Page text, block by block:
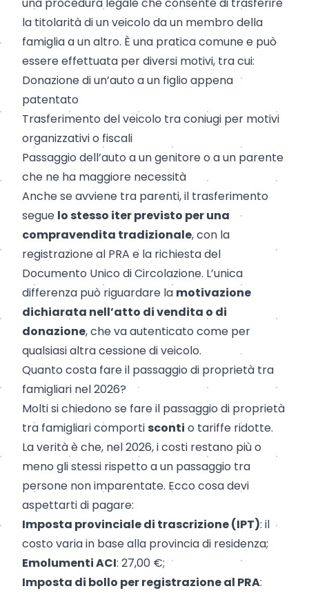
la titolarità di un veicolo da un membro della
famiglia a un altro. È una pratica comune e può
essere effettuata per diversi motivi, tra cui:
Donazione di un’auto a un figlio appena
patentato
Trasferimento del veicolo tra coniugi per motivi
organizzativi o fiscali
Passaggio dell’auto a un genitore o a un parente
che ne ha maggiore necessità
Anche se avviene tra parenti, il trasferimento
segue lo stesso iter previsto per una
compravendita tradizionale, con la
registrazione al PRA e la richiesta del
Documento Unico di Circolazione. L’unica
differenza può riguardare la motivazione
dichiarata nell’atto di vendita o di
donazione, che va autenticato come per
qualsiasi altra cessione di veicolo.
Quanto costa fare il passaggio di proprietà tra
famigliari nel 2026?
Molti si chiedono se fare il passaggio di proprietà
tra famigliari comporti sconti o tariffe ridotte.
La verità è che, nel 2026, i costi restano più o
meno gli stessi rispetto a un passaggio tra
persone non imparentate. Ecco cosa devi
aspettarti di pagare:
Imposta provinciale di trascrizione (IPT): il
costo varia in base alla provincia di residenza;
Emolumenti ACI: 27,00 €;
Imposta di bollo per registrazione al PRA: